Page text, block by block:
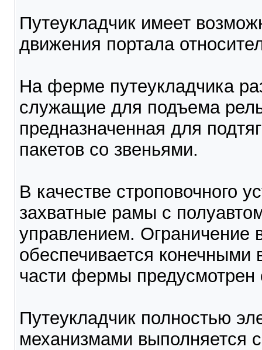
Путеукладчик имеет
движения портала
На ферме путеукладчика
служащие для подъема
предназначенная для
пакетов со звеньями.
В качестве строповочного
захватные рамы с
управлением. Ограничение
обеспечивается
части фермы предусмотрен
Путеукладчик полностью
механизмами выполняется